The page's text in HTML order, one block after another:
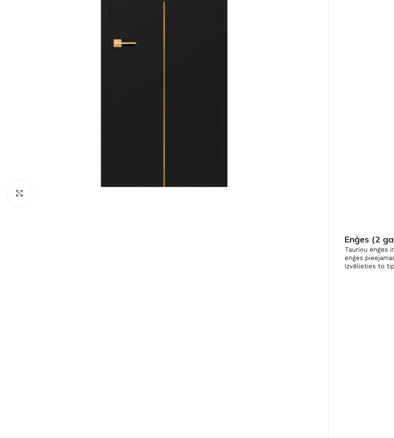
Enģes (2
Tauriņu enģes
enģes
Izvēlieties to